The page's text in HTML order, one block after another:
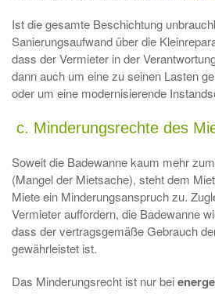
Ist die gesamte Beschichtung
Sanierungsaufwand über die
dass der Vermieter in der
dann auch um eine zu seinen Lasten
oder um eine modernisierende
c. Minderungsrechte des
Soweit die Badewanne kaum mehr
(Mangel der Mietsache), steht dem
Miete ein Minderungsanspruch zu.
Vermieter auffordern, die Badewanne
dass der vertragsgemäße Gebrauch
gewährleistet ist.
Das Minderungsrecht ist nur bei